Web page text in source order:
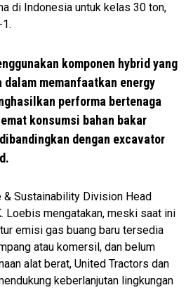
di Indonesia untuk kelas 30 ton,
komponen hybrid yang
dalam memanfaatkan energy
performa bertenaga
konsumsi bahan bakar
dengan excavator
& Sustainability Division Head
Loebis mengatakan, meski saat ini
emisi gas buang baru tersedia
atau komersil, dan belum
alat berat, United Tractors dan
keberlanjutan lingkungan